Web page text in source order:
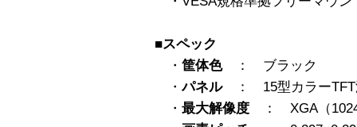
■スペック
・ 筐体色： ブラック
・パネル： 15型カラーTFT
・ 最大解像度 ： XGA（